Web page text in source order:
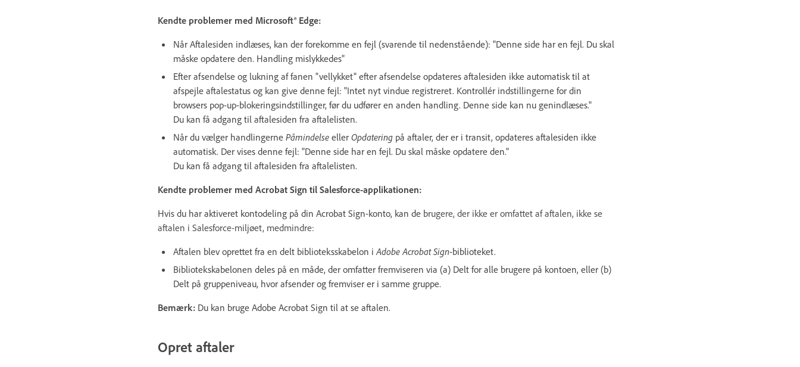
Kendte problemer med Microsoft® Edge:
Når Aftalesiden indlæses, kan der forekomme en fejl (svarende til nedenstående): "Denne side har en fejl. Du skal
måske opdatere den. Handling mislykkedes"
Efter afsendelse og lukning af fanen "vellykket" efter afsendelse opdateres aftalesiden ikke automatisk til at
afspejle aftalestatus og kan give denne fejl: "Intet nyt vindue registreret. Kontrollér indstillingerne for din
browsers pop-up-blokeringsindstillinger, før du udfører en anden handling. Denne side kan nu genindlæses."
Du kan få adgang til aftalesiden fra aftalelisten.
Når du vælger handlingerne Påmindelse eller Opdatering på aftaler, der er i transit, opdateres aftalesiden ikke
automatisk. Der vises denne fejl: "Denne side har en fejl. Du skal måske opdatere den."
Du kan få adgang til aftalesiden fra aftalelisten.
Kendte problemer med Acrobat Sign til Salesforce-applikationen:
Hvis du har aktiveret kontodeling på din Acrobat Sign-konto, kan de brugere, der ikke er omfattet af aftalen, ikke se
aftalen i Salesforce-miljøet, medmindre:
Aftalen blev oprettet fra en delt biblioteksskabelon i Adobe Acrobat Sign-biblioteket.
Bibliotekskabelonen deles på en måde, der omfatter fremviseren via (a) Delt for alle brugere på kontoen, eller (b)
Delt på gruppeniveau, hvor afsender og fremviser er i samme gruppe.
Bemærk: Du kan bruge Adobe Acrobat Sign til at se aftalen.
Opret aftaler